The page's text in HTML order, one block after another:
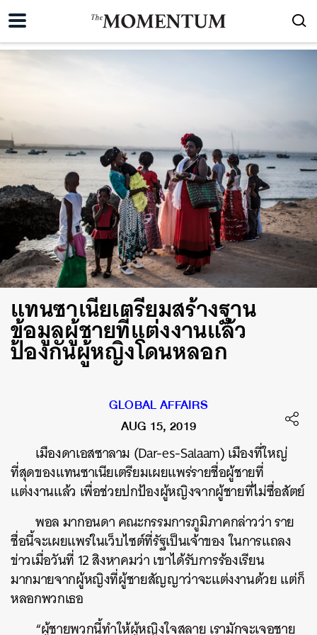
แทนซาเนียเตรียมสร้างฐาน
ข้อมูลผู้ชายที่แต่งงานแล้ว
ป้องกันผู้หญิงโดนหลอก
GLOBAL AFFAIRS
AUG 15, 2019
เมืองดาเอสซาลาม (Dar-es-Salaam) เมืองที่ใหญ่
ที่สุดของแทนซาเนียเตรียมเผยแพร่รายชื่อผู้ชายที่
แต่งงานแล้ว เพื่อช่วยปกป้องผู้หญิงจากผู้ชายที่ไม่ซื่อสัตย์
พอล มากอนดา คณะกรรมการภูมิภาคกล่าวว่า ราย
ชื่อนี้จะเผยแพร่ในเว็บไซต์ที่รัฐเป็นเจ้าของ ในการแถลง
ข่าวเมื่อวันที่ 12 สิงหาคมว่า เขาได้รับการร้องเรียน
มากมายจากผู้หญิงที่ผู้ชายสัญญาว่าจะแต่งงานด้วย แต่ก็
หลอกพวกเธอ
“ผู้ชายพวกนี้ทำให้ผู้หญิงใจสลาย เรามักจะเจอชาย